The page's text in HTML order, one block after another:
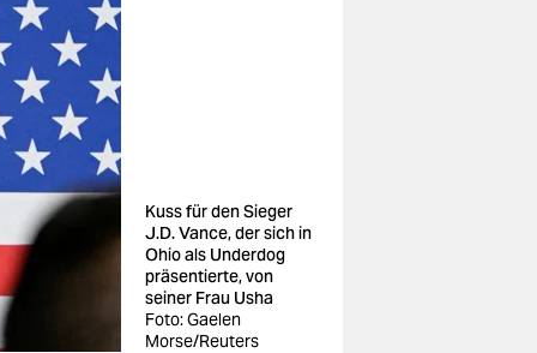
Kuss für den Sieger
J.D. Vance, der sich in
Ohio als Underdog
präsentierte, von
seiner Frau Usha
Foto: Gaelen
Morse/Reuters